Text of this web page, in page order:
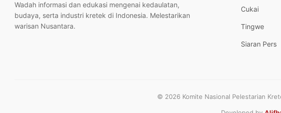
Wadah informasi dan edukasi mengenai kedaulatan,
budaya, serta industri kretek di Indonesia. Melestarikan
warisan Nusantara.
Cukai
Tingwe
Siaran Pers
© 2026 Komite Nasional Pelestarian